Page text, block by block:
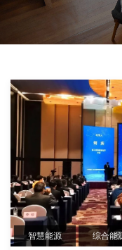
智慧能源 综合能